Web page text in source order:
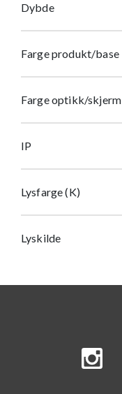
Dybde
Farge produkt/base
Farge optikk/skjerm
IP
Lysfarge (K)
Lyskilde